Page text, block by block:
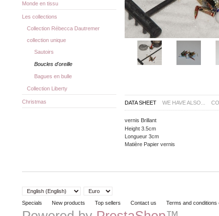
DATA SHEET WE HAVE ALSO...
vernis Brillant
Height 3.5cm
Longueur 3cm
Matière Papier vernis
Monde en tissu
Les collections
Collection Rébecca Dautremer
collection unique
Sautoirs
Boucles d'oreille
Bagues en bulle
Collection Liberty
Christmas
Specials New products Top sellers Contact us Terms and conditions